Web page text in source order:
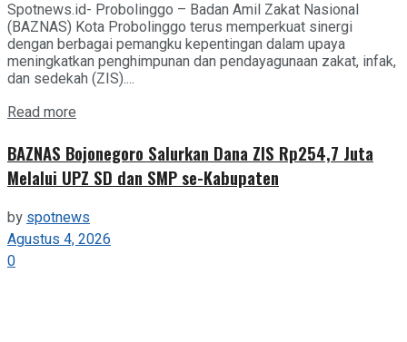
Spotnews.id- Probolinggo – Badan Amil Zakat Nasional
(BAZNAS) Kota Probolinggo terus memperkuat sinergi
dengan berbagai pemangku kepentingan dalam upaya
meningkatkan penghimpunan dan pendayagunaan zakat, infak,
dan sedekah (ZIS)....
Read more
BAZNAS Bojonegoro Salurkan Dana ZIS Rp254,7 Juta
Melalui UPZ SD dan SMP se-Kabupaten
by spotnews
Agustus 4, 2026
0